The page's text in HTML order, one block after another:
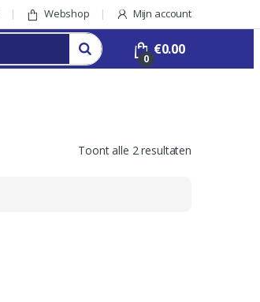
Webshop Mijn account
0
€0.00
Toont alle 2 resultaten